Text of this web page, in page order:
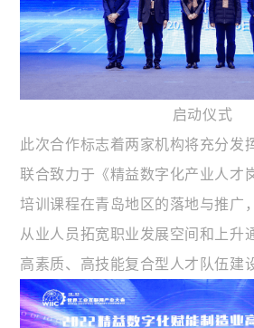
启动仪式
此次合作标志着两家机构将充分发
联合致力于《精益数字化产业人才
培训课程在青岛地区的落地与推广
从业人员拓宽职业发展空间和上升
高素质、高技能复合型人才队伍建